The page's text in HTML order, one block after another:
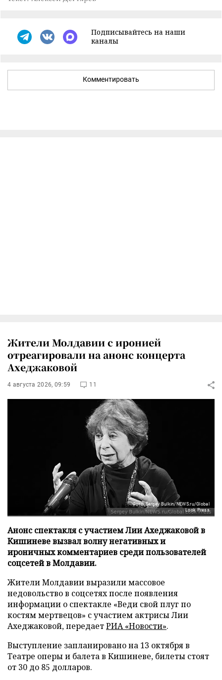
Подписывайтесь на наши
каналы
Комментировать
Жители Молдавии с иронией
отреагировали на анонс концерта
Ахеджаковой
4 августа 2026, 09:59 11
Фото: Sergey Bulkin/NEWS.ru/Global
Look Press
Анонс спектакля с участием Лии Ахеджаковой в
Кишиневе вызвал волну негативных и
ироничных комментариев среди пользователей
соцсетей в Молдавии.
Жители Молдавии выразили массовое
недовольство в соцсетях после появления
информации о спектакле «Веди свой плуг по
костям мертвецов» с участием актрисы Лии
Ахеджаковой, передаетРИА «Новости».
Выступление запланировано на 13 октября в
Театре оперы и балета в Кишиневе, билеты стоят
от 30 до 85 долларов.